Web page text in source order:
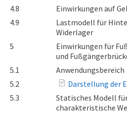
4.8
Einwirkungen auf
4.9
Lastmodell für
Widerlager
5
Einwirkungen für
und
5.1
Anwendungsbereich
5.2
Darstellung der
5.3
Statisches Modell
charakteristische